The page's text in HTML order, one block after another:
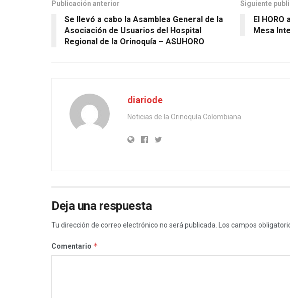
Publicación anterior
Se llevó a cabo la Asamblea General de la
Asociación de Usuarios del Hospital
Regional de la Orinoquía – ASUHORO
Siguiente
El
Mesa
diariode
Noticias de la Orinoquía Colombiana.
Deja una respuesta
Tu dirección de correo electrónico no será publicada. Los campos
Comentario *